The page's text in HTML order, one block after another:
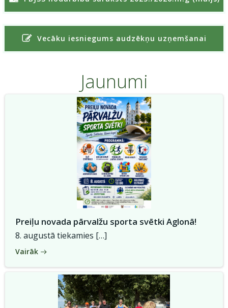
Vecāku iesniegums audzēkņu uzņemšanai
Jaunumi
Preiļu novada pārvalžu sporta svētki Aglonā!
8. augustā tiekamies […]
Vairāk